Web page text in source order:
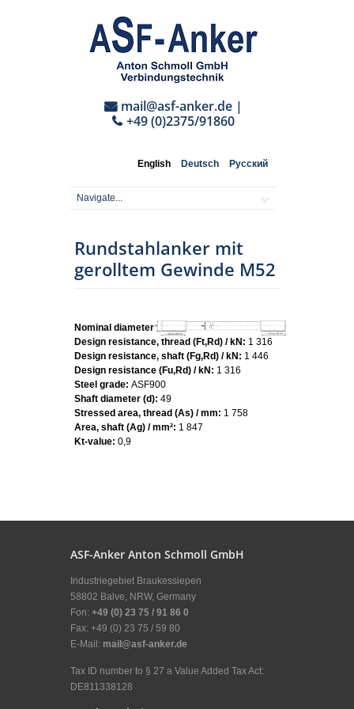
mail@asf-anker.de|
+49 (0)2375/91860
English Deutsch Русский
Rundstahlanker mit
gerolltem Gewinde M52
Nominal diameter: M52
Design resistance, thread (Ft,Rd) / kN: 1 316
Design resistance, shaft (Fg,Rd) / kN: 1 446
Design resistance (Fu,Rd) / kN: 1 316
Steel grade: ASF900
Shaft diameter (d): 49
Stressed area, thread (As) / mm: 1 758
Area, shaft (Ag) / mm²: 1 847
Kt-value: 0,9
ASF-Anker Anton Schmoll GmbH
Industriegebiet Braukessiepen
58802 Balve, NRW, Germany
Fon: +49 (0) 23 75 / 91 86 0
Fax: +49 (0) 23 75 / 59 80
E-Mail: mail@asf-anker.de
Tax ID number to § 27 a Value Added Tax Act:
DE811338128